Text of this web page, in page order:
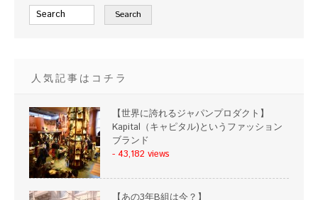
人気記事はコチラ
【世界に誇れるジャパンプロダクト】
Kapital（キャピタル)というファッション
ブランド
- 43,182 views